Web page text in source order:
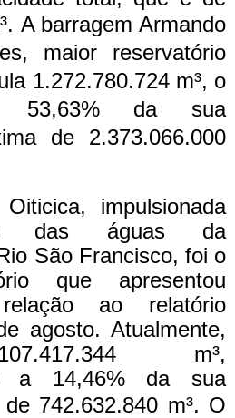
A barragem Armando
maior reservatório
1.272.780.724 m³, o
53,63% da sua
de 2.373.066.000
impulsionada
das águas da
São Francisco, foi o
que apresentou
ao relatório
agosto. Atualmente,
m³,
a 14,46% da sua
742.632.840 m³. O